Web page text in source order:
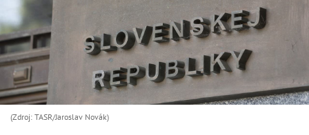
(Zdroj: TASR/Jaroslav Novák)